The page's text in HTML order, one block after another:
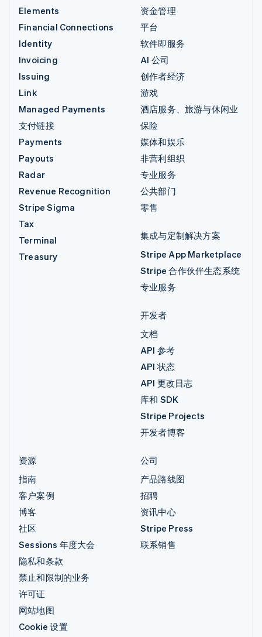
Elements
Financial Connections
Identity
Invoicing
Issuing
Link
Managed Payments
支付链接
Payments
Payouts
Radar
Revenue Recognition
Stripe Sigma
Tax
Terminal
Treasury
资金管理
平台
软件即服务
AI 公司
创作者经济
游戏
酒店服务、旅游与休闲业
保险
媒体和娱乐
非营利组织
专业服务
公共部门
零售
集成与定制解决方案
Stripe App Marketplace
Stripe 合作伙伴生态系统
专业服务
开发者
文档
API 参考
API 状态
API 更改日志
库和 SDK
Stripe Projects
开发者博客
资源
指南
客户案例
博客
社区
Sessions 年度大会
隐私和条款
禁止和限制的业务
许可证
网站地图
Cookie 设置
公司
产品路线图
招聘
资讯中心
Stripe Press
联系销售